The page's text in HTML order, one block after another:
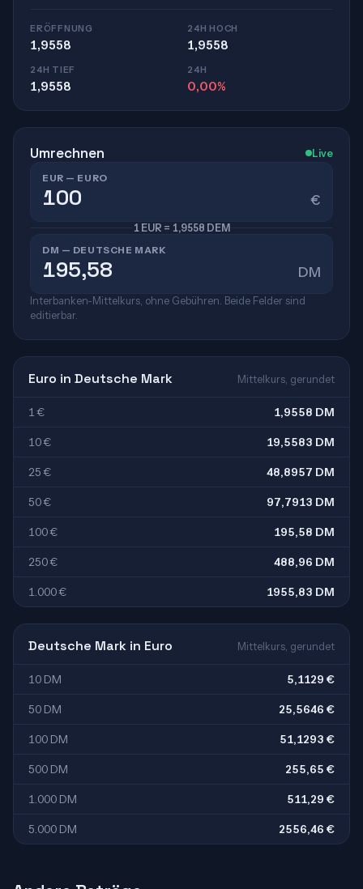
ERÖFFNUNG
1,9558
24H HOCH
1,9558
24H TIEF
1,9558
24H
0,00%
Umrechnen Live
EUR — EURO
€
1 EUR = 1,9558 DEM
DM — DEUTSCHE MARK
DM
Interbanken-Mittelkurs, ohne Gebühren. Beide Felder sind
editierbar.
Euro in Deutsche Mark Mittelkurs, gerundet
1 € 1,9558 DM
10 € 19,5583 DM
25 € 48,8957 DM
50 € 97,7913 DM
100 € 195,58 DM
250 € 488,96 DM
1.000 € 1955,83 DM
Deutsche Mark in Euro Mittelkurs, gerundet
10 DM 5,1129 €
50 DM 25,5646 €
100 DM 51,1293 €
500 DM 255,65 €
1.000 DM 511,29 €
5.000 DM 2556,46 €